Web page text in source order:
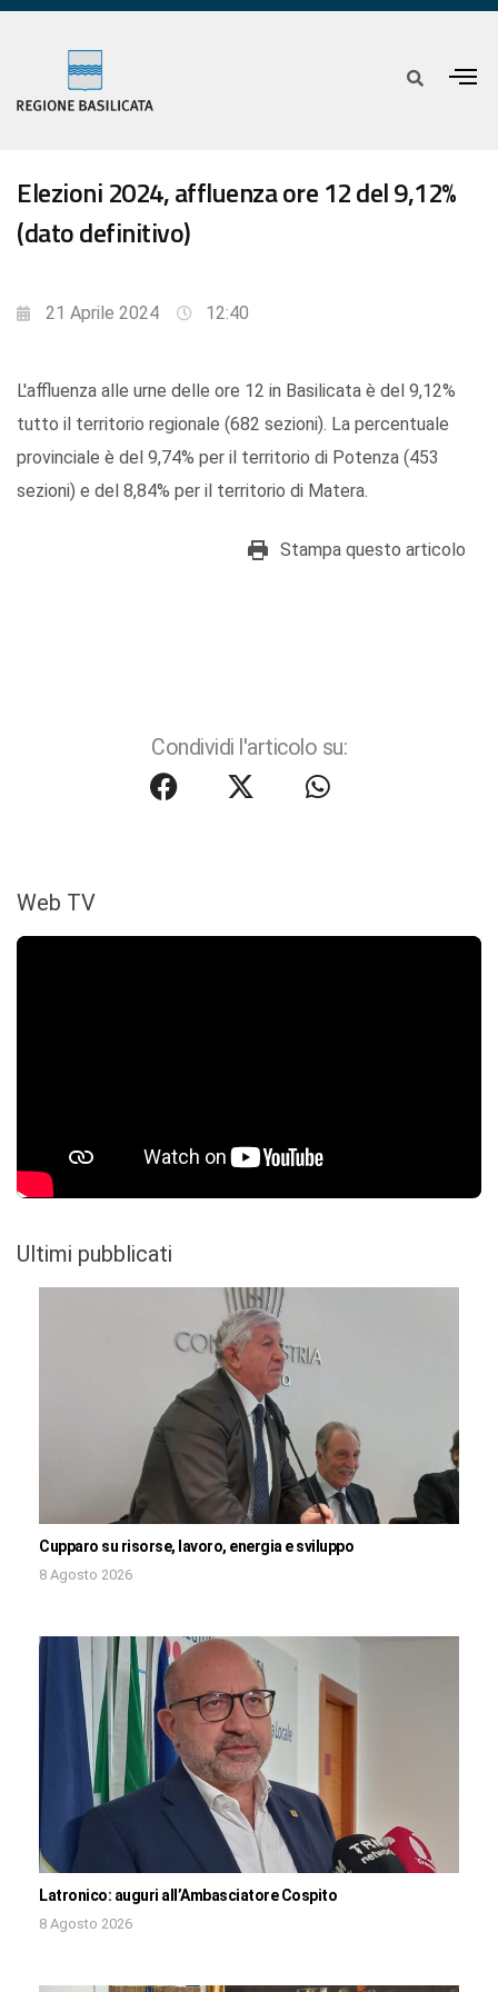
Elezioni 2024, affluenza ore 12 del 9,12%
(dato definitivo)
21 Aprile 2024 12:40
L'affluenza alle urne delle ore 12 in Basilicata è del 9,12%
tutto il territorio regionale (682 sezioni). La percentuale
provinciale è del 9,74% per il territorio di Potenza (453
sezioni) e del 8,84% per il territorio di Matera.
Stampa questo articolo
Condividi l'articolo su:
Web TV
Ultimi pubblicati
Cupparo su risorse, lavoro, energia e sviluppo
8 Agosto 2026
Latronico: auguri all’Ambasciatore Cospito
8 Agosto 2026